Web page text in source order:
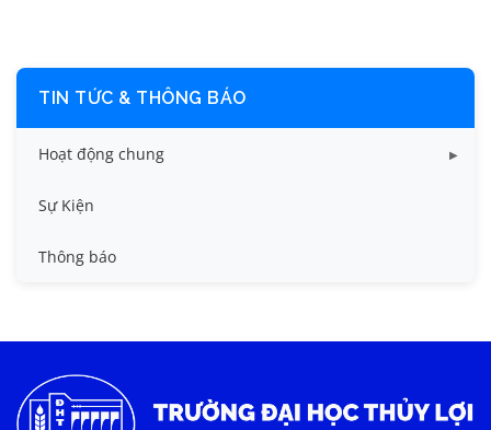
TIN TỨC & THÔNG BÁO
Hoạt động chung
Tin công tác sinh viên
Tin đào tạo
Tin tức chung
Sự Kiện
Thông báo